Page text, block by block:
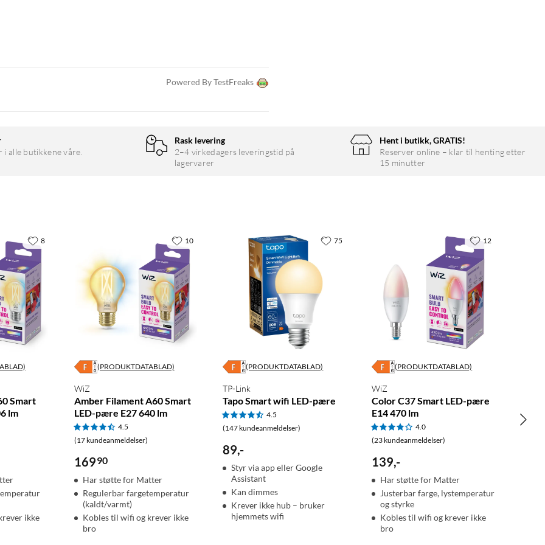
Powered By TestFreaks
i alle butikkene våre.
Rask levering
2–4 virkedagers leveringstid på
lagervarer
Hent i butikk, GRATIS!
Reserver online – klar til henting etter
15 minutter
Smart
lm
ikke
8
(PRODUKTDATABLAD)
WiZ
Amber Filament A60 Smart
LED-pære E27 640 lm
4.5
(17 kundeanmeldelser)
16990
Har støtte for Matter
Regulerbar fargetemperatur
(kaldt/varmt)
Kobles til wifi og krever ikke
bro
10
(PRODUKTDATABLAD)
TP-Link
Tapo Smart wifi LED-pære
4.5
(147 kundeanmeldelser)
89,-
Styr via app eller Google
Assistant
Kan dimmes
Krever ikke hub – bruker
hjemmets wifi
75
(PRODUKTDATABLAD)
WiZ
Color C37 Smart LED-pære
E14 470 lm
4.0
(23 kundeanmeldelser)
139,-
Har støtte for Matter
Justerbar farge, lystemperatur
og styrke
Kobles til wifi og krever ikke
bro
12